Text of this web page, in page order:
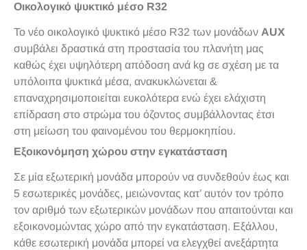
Οικολογικό ψυκτικό μέσο R32
Το νέο οικολογικό ψυκτικό μέσο R32 των μονάδων AUX
συμβάλει δραστικά στη προστασία του πλανήτη μας
καθώς έχει υψηλότερη απόδοση ανά kg σε σχέση με τα
υπόλοιπα ψυκτικά μέσα, ανακυκλώνεται &
επαναχρησιμοποιείται ευκολότερα ενώ έχει ελάχιστη
επίδραση στο στρώμα του όζοντος συμβάλλοντας έτσι
στη μείωση του φαινομένου του θερμοκηπίου.
Εξοικονόμηση χώρου στην εγκατάσταση
Σε μία εξωτερική μονάδα μπορούν να συνδεθούν έως και
5 εσωτερικές μονάδες, μειώνοντας κατ’ αυτόν τον τρόπο
τον αριθμό των εξωτερικών μονάδων που απαιτούνται και
εξοικονομώντας χώρο από την εγκατάσταση. Εξάλλου,
κάθε εσωτερική μονάδα μπορεί να ελεγχθεί ανεξάρτητα